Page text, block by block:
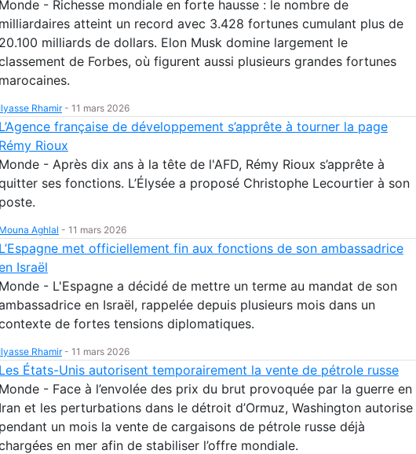
Monde - Richesse mondiale en forte hausse : le nombre de
milliardaires atteint un record avec 3.428 fortunes cumulant plus de
20.100 milliards de dollars. Elon Musk domine largement le
de Forbes, où figurent aussi plusieurs grandes fortunes
marocaines.
Ilyasse Rhamir- 11 mars 2026
L’Agence française de développement s’apprête à tourner la page
Rémy Rioux
Monde - Après dix ans à la tête de l'AFD, Rémy Rioux s’apprête à
ses fonctions. L’Élysée a proposé Christophe Lecourtier à son
poste.
Mouna Aghlal - 11 mars 2026
L’Espagne met officiellement fin aux fonctions de son ambassadrice
Israël
Monde - L'Espagne a décidé de mettre un terme au mandat de son
en Israël, rappelée depuis plusieurs mois dans un
de fortes tensions diplomatiques.
Ilyasse Rhamir- 11 mars 2026
Les États-Unis autorisent temporairement la vente de pétrole russe
Monde - Face à l’envolée des prix du brut provoquée par la guerre en
Iran et les perturbations dans le détroit d’Ormuz, Washington autorise
pendant un mois la vente de cargaisons de pétrole russe déjà
en mer afin de stabiliser l’offre mondiale.